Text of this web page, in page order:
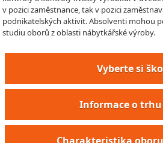
v pozici zaměstnance, tak v pozici
podnikatelských aktivit. Absolventi mohou
studiu oborů z oblasti nábytkářské výroby.
Vyberte si
Informace o trhu